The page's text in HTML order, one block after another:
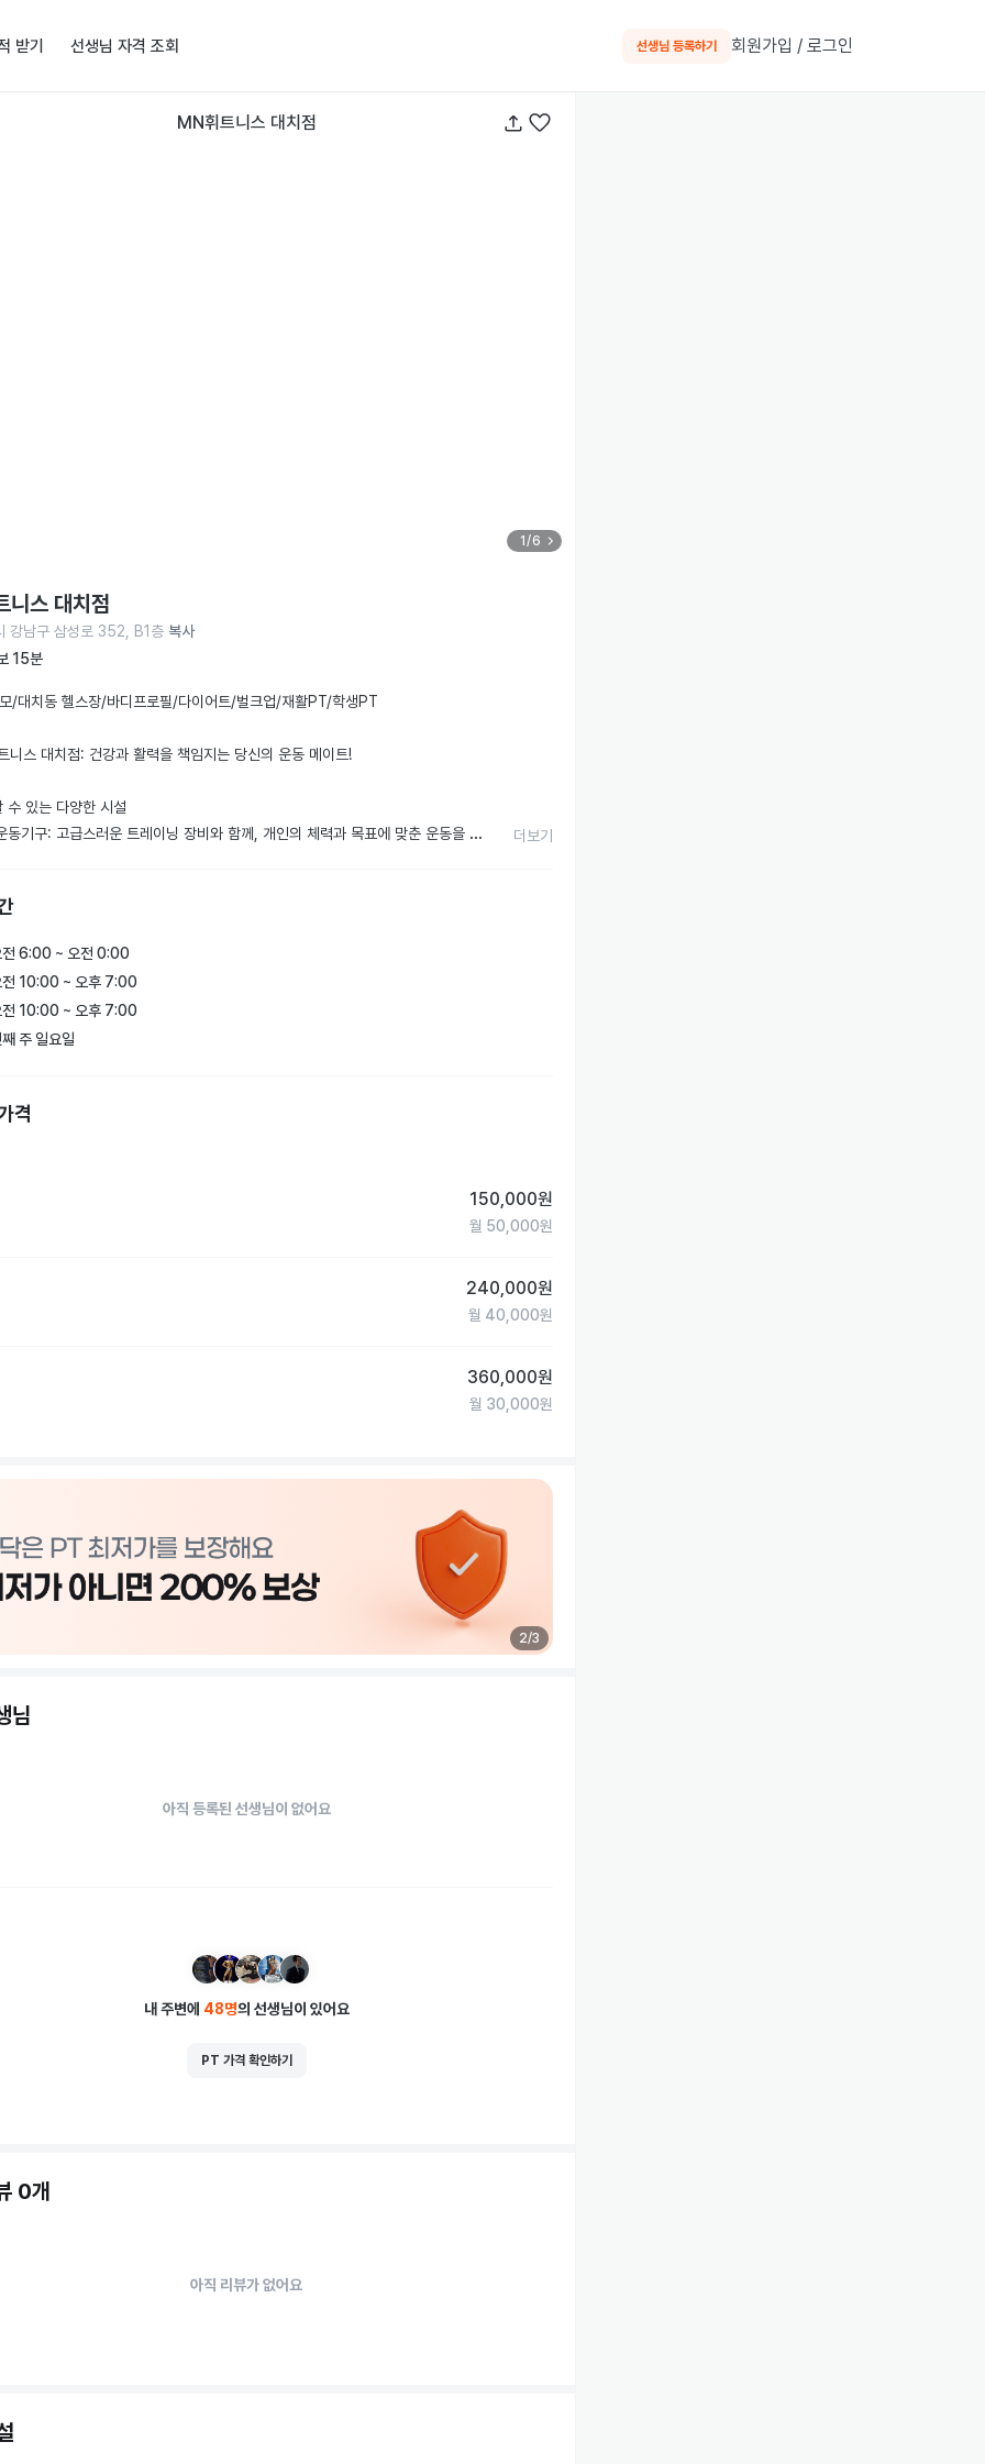
받기 선생님 자격 조회 선생님 등록하기 회원가입 / 로그인
MN휘트니스 대치점
1/6
니스 대치점
강남구 삼성로 352, B1층 복사
15분
/대치동 헬스장/바디프로필/다이어트/벌크업/재활PT/학생PT
니스 대치점: 건강과 활력을 책임지는 당신의 운동 메이트!
있는 다양한 시설
동기구: 고급스러운 트레이닝 장비와 함께, 개인의 체력과 목표에 맞춘 운동을 할
.
로그램
이닝: 전문 트레이너와 함께 나만의 운동 목표를 달성하세요.
서비스
더보기
전 6:00 ~ 오전 0:00
전 10:00 ~ 오후 7:00
전 10:00 ~ 오후 7:00
주 일요일
격
150,000원
월 50,000원
240,000원
월 40,000원
360,000원
월 30,000원
2/3
님
아직 등록된 선생님이 없어요
내 주변에 48명의 선생님이 있어요
PT 가격 확인하기
0개
아직 리뷰가 없어요